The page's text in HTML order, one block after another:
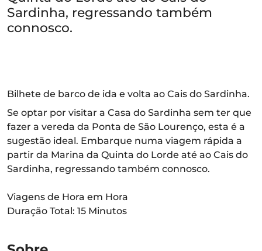
Sardinha, regressando também
connosco.
Bilhete de barco de ida e volta ao Cais do Sardinha.
Se optar por visitar a Casa do Sardinha sem ter que
fazer a vereda da Ponta de São Lourenço, esta é a
sugestão ideal. Embarque numa viagem rápida a
partir da Marina da Quinta do Lorde até ao Cais do
Sardinha, regressando também connosco.
Viagens de Hora em Hora
Duração Total: 15 Minutos